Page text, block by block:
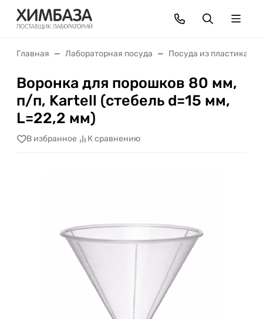
Главная Лабораторная посуда Посуда из пластика
Воронка для порошков 80 мм,
п/п, Kartell (стебель d=15 мм,
L=22,2 мм)
В избранное К сравнению